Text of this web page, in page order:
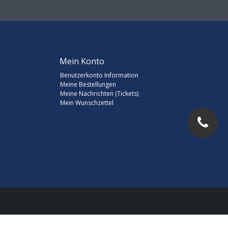
Mein Konto
Benutzerkonto Information
Meine Bestellungen
Meine Nachrichten (Tickets)
Mein Wunschzettel